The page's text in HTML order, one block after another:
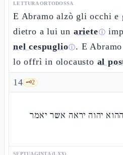
LETTURA ORTODOSSA
E Abramo alzò gli occhi e
dietro a lui un arieteⓘ
nel cespuglioⓘ. E
lo offrì in olocausto al
14 🗝️2
יהוה יראה אשר יאמר
SEPTUAGINTA (LXX)